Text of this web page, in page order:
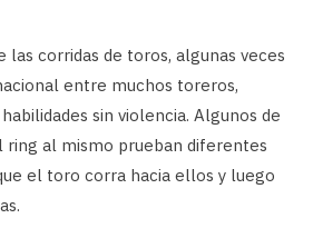
las corridas de toros, algunas veces
entre muchos toreros,
sin violencia. Algunos de
ring al mismo prueban diferentes
el toro corra hacia ellos y luego